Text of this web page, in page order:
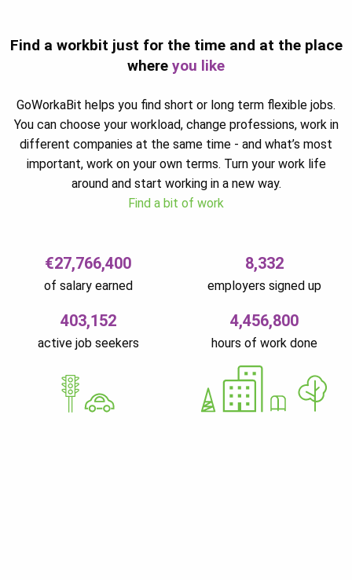
Find a workbit just for the time and at the place
where you like
GoWorkaBit helps you find short or long term flexible jobs.
You can choose your workload, change professions, work in
different companies at the same time - and what’s most
important, work on your own terms. Turn your work life
around and start working in a new way.
Find a bit of work
€27,766,400
of salary earned
8,332
employers signed up
403,152
active job seekers
4,456,800
hours of work done